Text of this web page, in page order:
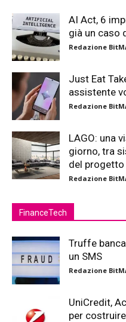
AI Act, 6
già un caso
Redazione
Just Eat
assistente
Redazione
LAGO: una
giorno, tra
del progetto
Redazione
FinanceTech
Truffe
un SMS
Redazione
UniCredit,
per